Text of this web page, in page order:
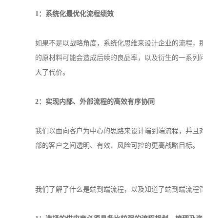
1：系统化最优化流程绩效
如果不是以战略角度，系统化思维来设计企业的流程
的原材料可能会造成后续的良品率，以及衍生的一系
大了代价。
2：实现内部、外部流程的高效有序协同
我们以面向客户为中心的思路来设计端到端流程，并
部的客户之间透明、有效、风险可控的更高战略目标。
我们了解了什么是端到端流程，以及知道了端到端流